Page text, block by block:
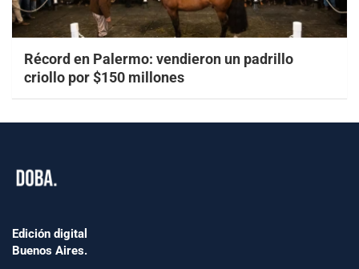
Récord en Palermo: vendieron un padrillo
criollo por $150 millones
Edición digital
Buenos Aires.